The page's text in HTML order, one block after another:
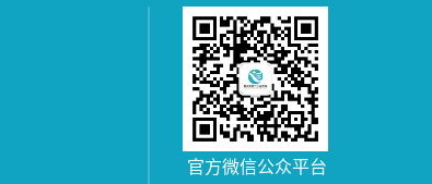
官方微信公众平台